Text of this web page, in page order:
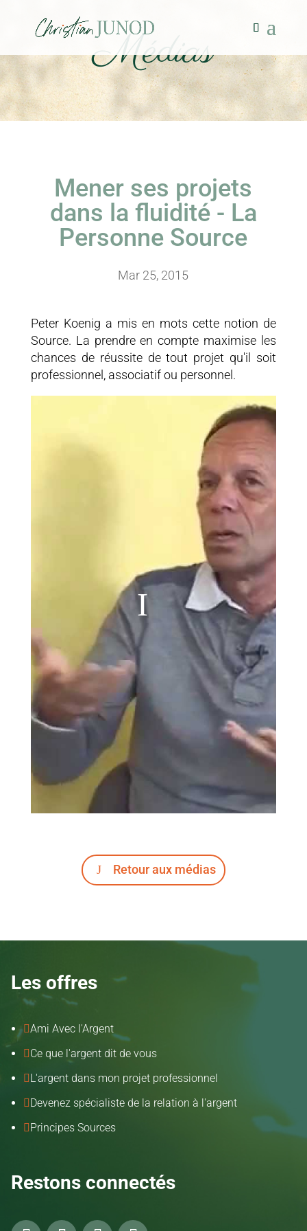
Médias
Mener ses projets
dans la fluidité - La
Personne Source
Mar 25, 2015
Peter Koenig a mis en mots cette notion de
Source. La prendre en compte maximise les
chances de réussite de tout projet qu'il soit
professionnel, associatif ou personnel.
Retour aux médias
Les offres
Ami Avec l'Argent
Ce que l'argent dit de vous
L'argent dans mon projet professionnel
Devenez spécialiste de la relation à l'argent
Principes Sources
Restons connectés